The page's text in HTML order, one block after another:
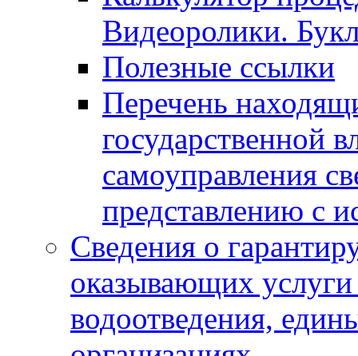
Видеоролики.
Полезные ссылки
Перечень
государственной
самоуправления
представлению с
Сведения о
оказывающих
водоотведения,